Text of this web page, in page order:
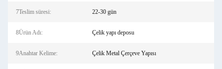
7Teslim süresi: 22-30 gün
8Ürün Adı: Çelik yapı deposu
9Anahtar Kelime: Çelik Metal Çerçeve Yapısı